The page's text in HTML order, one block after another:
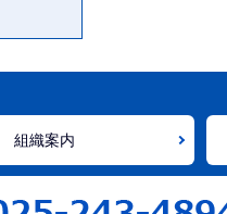
組織案内